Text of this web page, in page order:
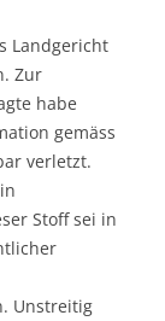
Landgericht
Zur
habe
gemäss
verletzt.
Stoff sei in
Unstreitig